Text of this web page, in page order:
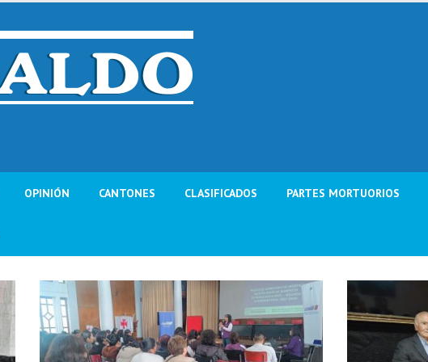
OPINIÓN CANTONES CLASIFICADOS PARTES MORTUORIOS